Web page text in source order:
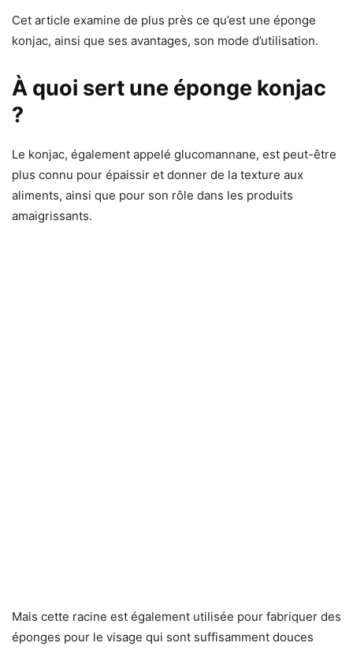
Cet article examine de plus près ce qu’est une éponge
konjac, ainsi que ses avantages, son mode d’utilisation.
À quoi sert une éponge konjac
?
Le konjac, également appelé glucomannane, est peut-être
plus connu pour épaissir et donner de la texture aux
aliments, ainsi que pour son rôle dans les produits
amaigrissants.
Mais cette racine est également utilisée pour fabriquer des
éponges pour le visage qui sont suffisamment douces